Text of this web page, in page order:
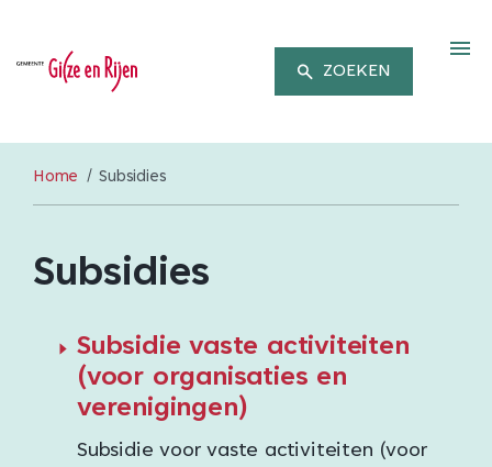
ZOEKEN
Home Subsidies
Subsidies
Subsidie vaste activiteiten
(voor organisaties en
verenigingen)
Subsidie voor vaste activiteiten (voor